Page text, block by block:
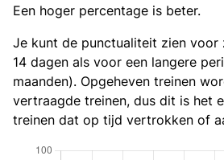
Een hoger percentage is beter.
Je kunt de punctualiteit zien voor
14 dagen als voor een langere
maanden). Opgeheven treinen
vertraagde treinen, dus dit is het
treinen dat op tijd vertrokken of